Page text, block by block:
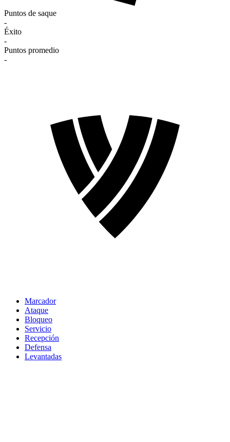
Puntos de saque
-
Éxito
-
Puntos promedio
-
Marcador
Ataque
Bloqueo
Servicio
Recepción
Defensa
Levantadas